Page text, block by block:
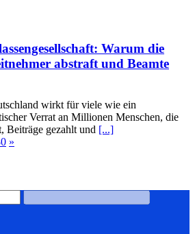
Warum die
abstraft und Beamte
wirkt für viele wie ein
Verrat an Millionen Menschen, die
Beiträge gezahlt und [...]
»